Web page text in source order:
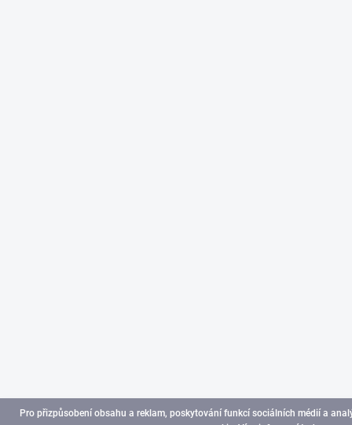
Pro přizpůsobení obsahu a reklam, poskytování funkcí sociálních médií a